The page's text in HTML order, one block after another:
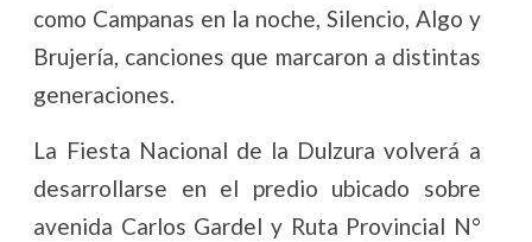
como Campanas en la noche, Silencio, Algo y
Brujería, canciones que marcaron a distintas
generaciones.
La Fiesta Nacional de la Dulzura volverá a
desarrollarse en el predio ubicado sobre
avenida Carlos Gardel y Ruta Provincial N°